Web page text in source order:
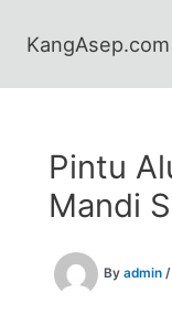
KangAsep.com
Pintu
Mandi
By admin /